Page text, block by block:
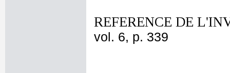
REFERENCE DE
vol. 6, p. 339